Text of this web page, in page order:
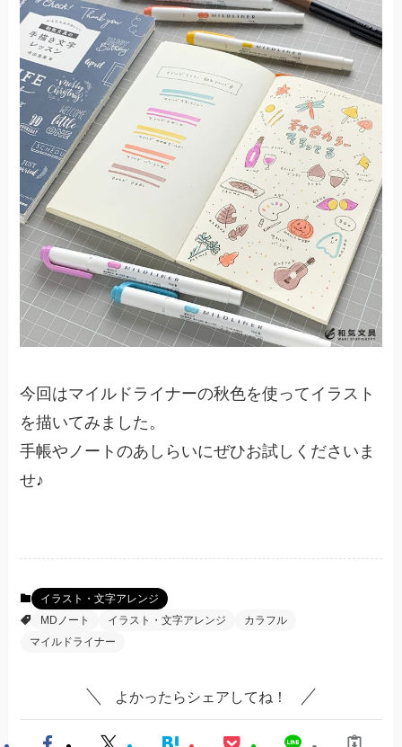
今回はマイルドライナーの秋色を使ってイラスト
を描いてみました。
手帳やノートのあしらいにぜひお試しくださいま
せ♪
イラスト・文字アレンジ
MDノート
イラスト・文字アレンジ
カラフル
マイルドライナー
よかったらシェアしてね！